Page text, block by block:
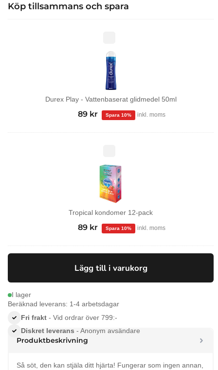
Köp tillsammans och spara
Vattenbaserat
glidmedel
50ml
Durex Play - Vattenbaserat glidmedel 50ml
Det
priset
89 kr
Det
priset
inkl. moms
pack
Tropical kondomer 12-pack
Det
priset
99 kr.
89 kr
Det
priset
89 kr.
inkl. moms
Lägg till i varukorg
I lager
Beräknad leverans: 1-4 arbetsdagar
Fri frakt - Vid ordrar över 799:-
Diskret leverans - Anonym avsändare
Produktbeskrivning
Så söt, den kan stjäla ditt hjärta! Fungerar som ingen annan,